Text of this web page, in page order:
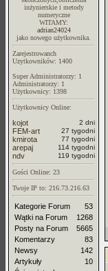
inżynierskie i metody
numeryczne
WITAMY:
adrian24024
jako nowego użytkownika.
Zarejestrowanch
Uzytkowników: 1400
Super Administratorzy: 1
Administratorzy: 1
Użytkownicy: 1398
Użytkownicy Online:
kojot 2 dni
FEM-art 27 tygodni
kmirota 77 tygodni
arepaj 114 tygodni
ndv 119 tygodni
Gości Online: 23
Twoje IP to: 216.73.216.63
Kategorie Forum
53
Wątki na Forum
1268
Posty na Forum
5665
Komentarzy
83
Newsy
142
Artykuły
10